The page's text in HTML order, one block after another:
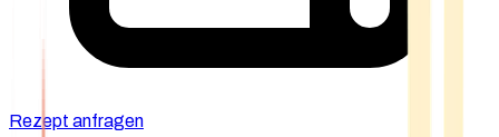
Rezept anfragen